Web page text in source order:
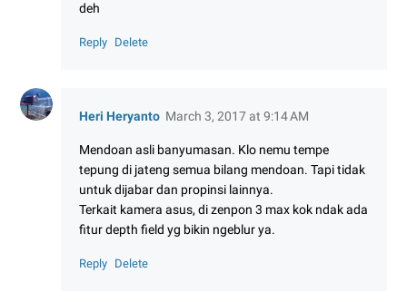
deh
Reply Delete
Heri Heryanto March 3, 2017 at 9:14 AM
Mendoan asli banyumasan. Klo nemu tempe
tepung di jateng semua bilang mendoan. Tapi tidak
untuk dijabar dan propinsi lainnya.
Terkait kamera asus, di zenpon 3 max kok ndak ada
fitur depth field yg bikin ngeblur ya.
Reply Delete